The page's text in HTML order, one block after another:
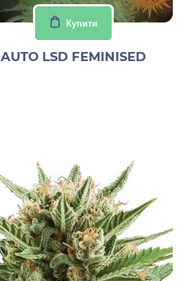
Купити
AUTO LSD FEMINISED